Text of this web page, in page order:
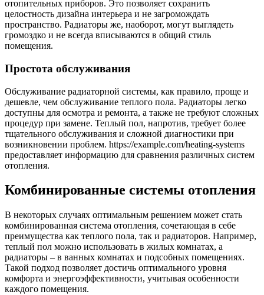
отопительных приборов. Это позволяет сохранить
целостность дизайна интерьера и не загромождать
пространство. Радиаторы же, наоборот, могут выглядеть
громоздко и не всегда вписываются в общий стиль
помещения.
Простота обслуживания
Обслуживание радиаторной системы, как правило, проще и
дешевле, чем обслуживание теплого пола. Радиаторы легко
доступны для осмотра и ремонта, а также не требуют сложных
процедур при замене. Теплый пол, напротив, требует более
тщательного обслуживания и сложной диагностики при
возникновении проблем. https://example.com/heating-systems
предоставляет информацию для сравнения различных систем
отопления.
Комбинированные системы отопления
В некоторых случаях оптимальным решением может стать
комбинированная система отопления, сочетающая в себе
преимущества как теплого пола, так и радиаторов. Например,
теплый пол можно использовать в жилых комнатах, а
радиаторы – в ванных комнатах и подсобных помещениях.
Такой подход позволяет достичь оптимального уровня
комфорта и энергоэффективности, учитывая особенности
каждого помещения.